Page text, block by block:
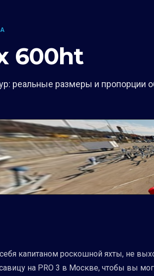
600ht
реальные размеры и пропорции
себя капитаном роскошной яхты, не
на PRO 3 в Москве, чтобы вы